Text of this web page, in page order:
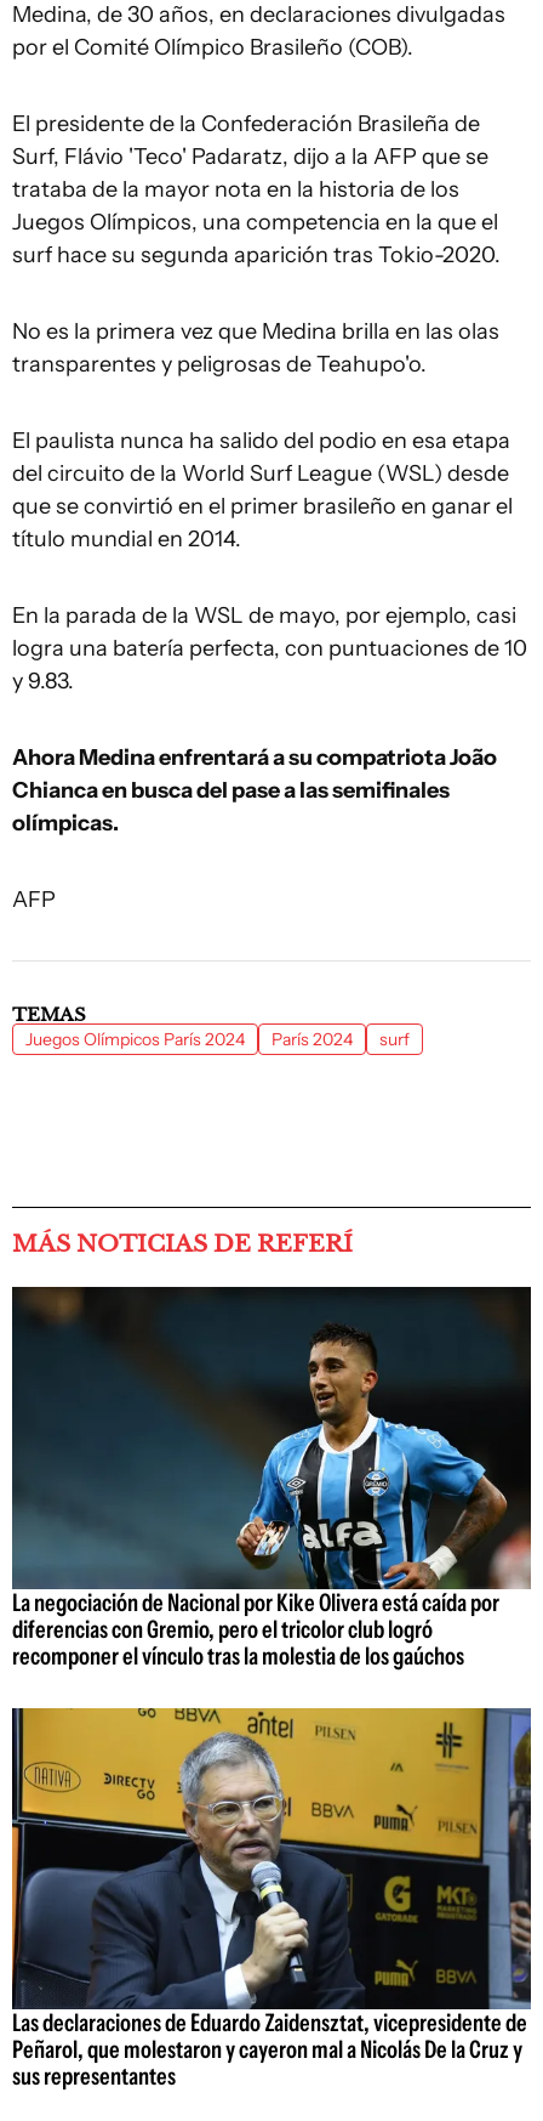
Medina, de 30 años, en declaraciones divulgadas
por el Comité Olímpico Brasileño (COB).
El presidente de la Confederación Brasileña de
Surf, Flávio 'Teco' Padaratz, dijo a la AFP que se
trataba de la mayor nota en la historia de los
Juegos Olímpicos, una competencia en la que el
surf hace su segunda aparición tras Tokio-2020.
No es la primera vez que Medina brilla en las olas
transparentes y peligrosas de Teahupo'o.
El paulista nunca ha salido del podio en esa etapa
del circuito de la World Surf League (WSL) desde
que se convirtió en el primer brasileño en ganar el
título mundial en 2014.
En la parada de la WSL de mayo, por ejemplo, casi
logra una batería perfecta, con puntuaciones de 10
y 9.83.
Ahora Medina enfrentará a su compatriota João
Chianca en busca del pase a las semifinales
olímpicas.
AFP
TEMAS
Juegos Olímpicos París 2024 París 2024 surf
MÁS NOTICIAS DE REFERÍ
La negociación de Nacional por Kike Olivera está caída por
diferencias con Gremio, pero el tricolor club logró
recomponer el vínculo tras la molestia de los gaúchos
Las declaraciones de Eduardo Zaidensztat, vicepresidente de
Peñarol, que molestaron y cayeron mal a Nicolás De la Cruz y
sus representantes